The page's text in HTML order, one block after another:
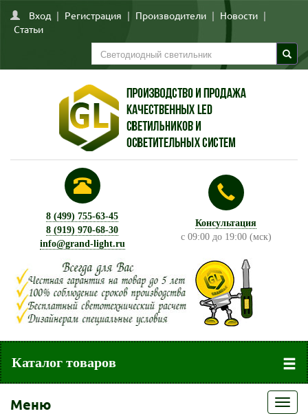
Вход | Регистрация | Производители | Новости |
Статьи
8 (499) 755-63-45
8 (919) 970-68-30
info@grand-light.ru
Консультация
с 09:00 до 19:00 (мск)
Каталог товаров
Меню